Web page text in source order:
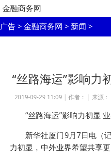
金融商务网
广告>金融商务网 > 新闻 >
“丝路海运”影响力
2019-09-29 11:09 | 作者： | 来源：
“丝路海运”影响力初显 业
新华社厦门9月7日电（记
力初显，中外业界希望共享更